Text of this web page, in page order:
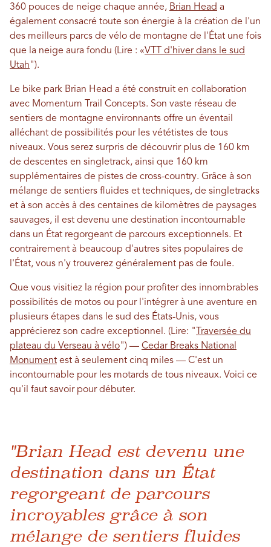
360 ​​pouces de neige chaque année, Brian Head a
également consacré toute son énergie à la création de l'un
des meilleurs parcs de vélo de montagne de l'État une fois
que la neige aura fondu (Lire : «VTT d'hiver dans le sud
Utah").
Le bike park Brian Head a été construit en collaboration
avec Momentum Trail Concepts. Son vaste réseau de
sentiers de montagne environnants offre un éventail
alléchant de possibilités pour les vététistes de tous
niveaux. Vous serez surpris de découvrir plus de 160 km
de descentes en singletrack, ainsi que 160 km
supplémentaires de pistes de cross-country. Grâce à son
mélange de sentiers fluides et techniques, de singletracks
et à son accès à des centaines de kilomètres de paysages
sauvages, il est devenu une destination incontournable
dans un État regorgeant de parcours exceptionnels. Et
contrairement à beaucoup d'autres sites populaires de
l'État, vous n'y trouverez généralement pas de foule.
Que vous visitiez la région pour profiter des innombrables
possibilités de motos ou pour l'intégrer à une aventure en
plusieurs étapes dans le sud des États-Unis, vous
apprécierez son cadre exceptionnel. (Lire: "
Traversée du
plateau du Verseau à vélo") — Cedar Breaks National
Monument est à seulement cinq miles — C'est un
incontournable pour les motards de tous niveaux. Voici ce
qu'il faut savoir pour débuter.
"Brian Head est devenu une
destination dans un État
regorgeant de parcours
incroyables grâce à son
mélange de sentiers fluides